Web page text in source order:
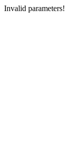
Invalid parameters!